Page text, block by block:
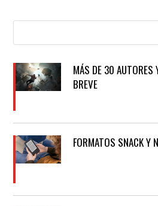
MÁS DE 30 AUTORES
BREVE
FORMATOS SNACK Y